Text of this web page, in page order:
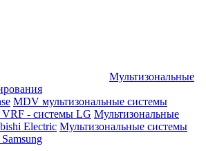
Мультизональные
MDV мультизональные системы
VRF - системы LG Мультизональные
Electric Мультизональные системы